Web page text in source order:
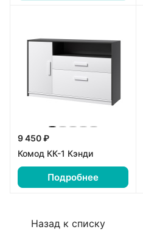
9 450 ₽
Комод КК-1 Кэнди
Подробнее
Назад к списку